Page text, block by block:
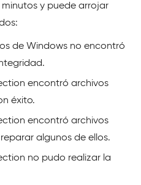
y puede arrojar
de Windows no encontró
encontró archivos
éxito.
encontró archivos
algunos de ellos.
no pudo realizar la